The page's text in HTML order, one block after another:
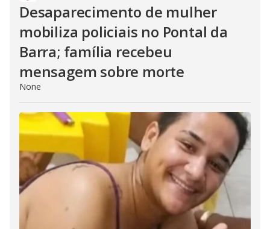
Desaparecimento de mulher
mobiliza policiais no Pontal da
Barra; família recebeu
mensagem sobre morte
None